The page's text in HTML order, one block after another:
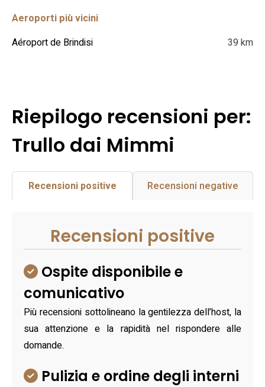
Aeroporti più vicini
Aéroport de Brindisi
39 km
Riepilogo recensioni per:
Trullo dai Mimmi
Recensioni positive Recensioni negative
Recensioni positive
Ospite disponibile e
comunicativo
Più recensioni sottolineano la gentilezza dell’host, la
sua attenzione e la rapidità nel rispondere alle
domande.
Pulizia e ordine degli interni